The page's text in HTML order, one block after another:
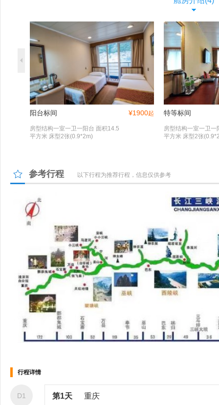
阳台标间 ¥1900起
房型结构一室一卫一阳台 面积14.5
平方米 床型2张(0.9*2m)
特等标间
房型结构一室一卫一
平方米 床型2张
酒吧
参考行程 以下行程为推荐行程，信息仅供参考
行程详情
D1 第1天 重庆